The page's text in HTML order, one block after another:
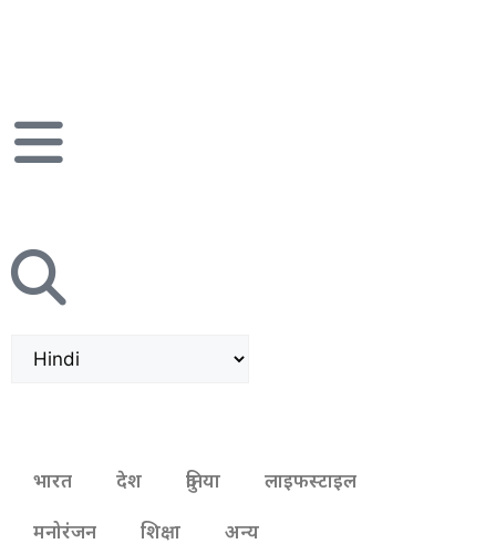
भारत देश दुनिया
लाइफस्टाइल
मनोरंजन
शिक्षा अन्य